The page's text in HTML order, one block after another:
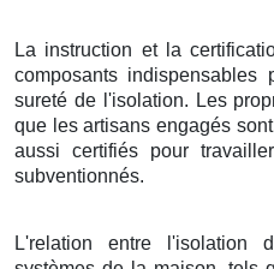
La instruction et la
composants
sureté de l'isolation. Les
que les artisans engagés
aussi certifiés pour
subventionnés.
L'relation entre l'isolation